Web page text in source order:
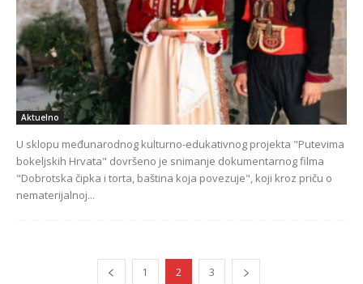
Aktuelno
U sklopu međunarodnog kulturno-edukativnog projekta "Putevima
bokeljskih Hrvata" dovršeno je snimanje dokumentarnog filma
"Dobrotska čipka i torta, baština koja povezuje", koji kroz priču o
nematerijalnoj...
1 2 3